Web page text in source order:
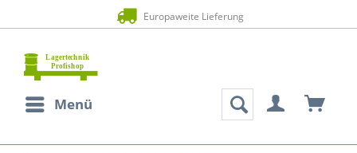
Europaweite Lieferung
Menü